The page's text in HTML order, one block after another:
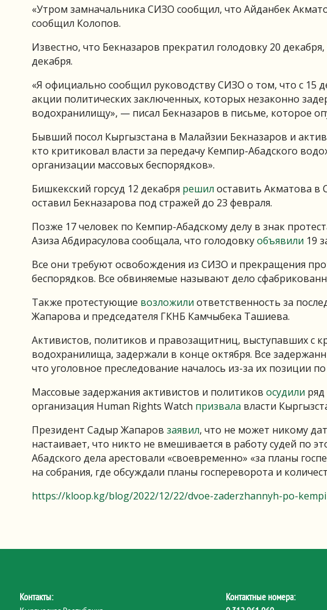
«Утром замначальника СИЗО сообщил, что Айданбек
сообщил Колопов.
Известно, что Бекназаров прекратил голодовку 20
декабря.
«Я официально сообщил руководству СИЗО о том, что с 15
акции политических заключенных, которых незаконно
водохранилищу», — писал Бекназаров в письме, которое
Бывший посол Кыргызстана в Малайзии Бекназаров и
кто критиковал власти за передачу Кемпир-Абадского
организации массовых беспорядков».
Бишкекский горсуд 12 декабря решил оставить Акматова в
оставил Бекназарова под стражей до 23 февраля.
Позже 17 человек по Кемпир-Абадскому делу в знак
Азиза Абдирасулова сообщала, что голодовкуобъявили 19
Все они требуют освобождения из СИЗО и прекращения
беспорядков. Все обвиняемые называют дело
Также протестующие возложили ответственность за
Жапарова и председателя ГКНБ Камчыбека Ташиева.
Активистов, политиков и правозащитниц, выступавших с
водохранилища, задержали в конце октября. Все
что уголовное преследование началось из-за их позиции
Массовые задержания активистов и политиков осудили
организация Human Rights Watch призвала власти
Президент Садыр Жапаров заявил, что не может никому
настаивает, что никто не вмешивается в работу судей по
Абадского дела арестовали «своевременно» «за планы
на собрания, где обсуждали планы госпереворота и
https://kloop.kg/blog/2022/12/22/dvoe-zaderzhannyh-po-
Контакты:
Контактные номера: